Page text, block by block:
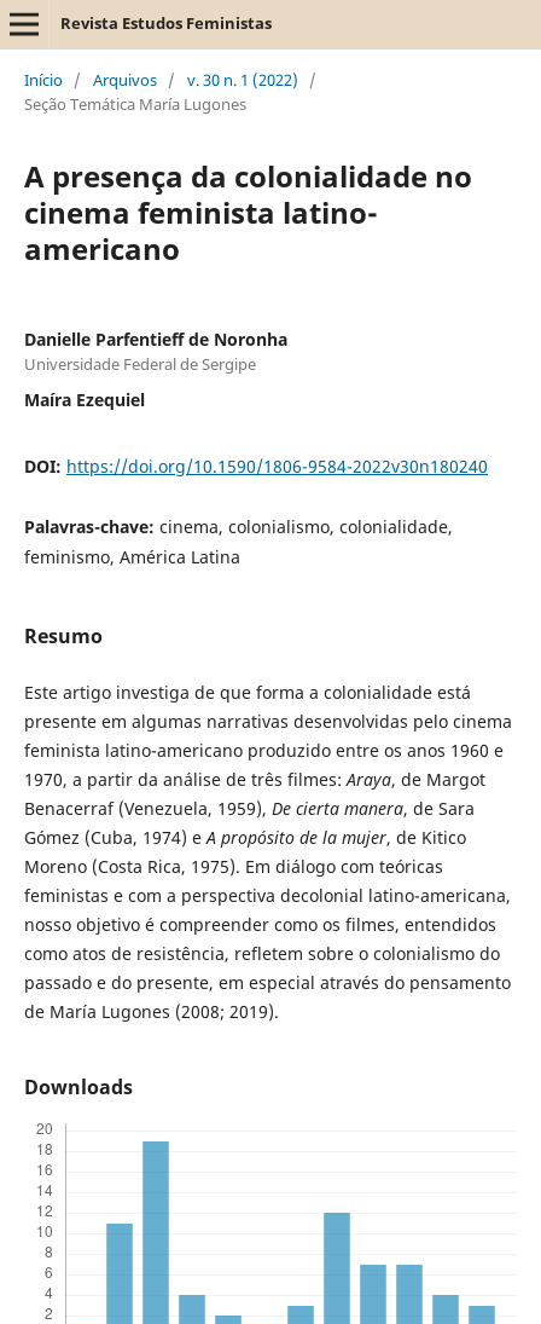
Revista Estudos Feministas
Início / Arquivos / v. 30 n. 1 (2022)
/
Seção Temática María Lugones
A presença da colonialidade no
cinema feminista latino-
americano
Danielle Parfentieff de Noronha
Universidade Federal de Sergipe
Maíra Ezequiel
DOI: https://doi.org/10.1590/1806-9584-2022v30n180240
Palavras-chave: cinema, colonialismo, colonialidade,
feminismo, América Latina
Resumo
Este artigo investiga de que forma a colonialidade está
presente em algumas narrativas desenvolvidas pelo cinema
feminista latino-americano produzido entre os anos 1960 e
1970, a partir da análise de três filmes:Araya, de Margot
Benacerraf (Venezuela, 1959), De cierta manera, de Sara
Gómez (Cuba, 1974) eA propósito de la mujer, de Kitico
Moreno (Costa Rica, 1975). Em diálogo com teóricas
feministas e com a perspectiva decolonial latino-americana,
nosso objetivo é compreender como os filmes, entendidos
como atos de resistência, refletem sobre o colonialismo do
passado e do presente, em especial através do pensamento
de María Lugones (2008; 2019).
Downloads